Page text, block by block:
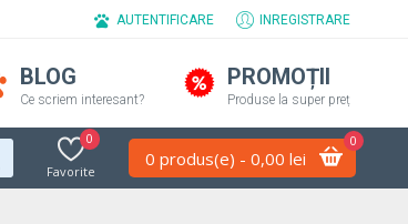
AUTENTIFICARE INREGISTRARE
BLOG
Ce scriem interesant?
PROMOȚII
Produse la super preț
Favorite
0
0 produs(e) - 0,00 lei
0